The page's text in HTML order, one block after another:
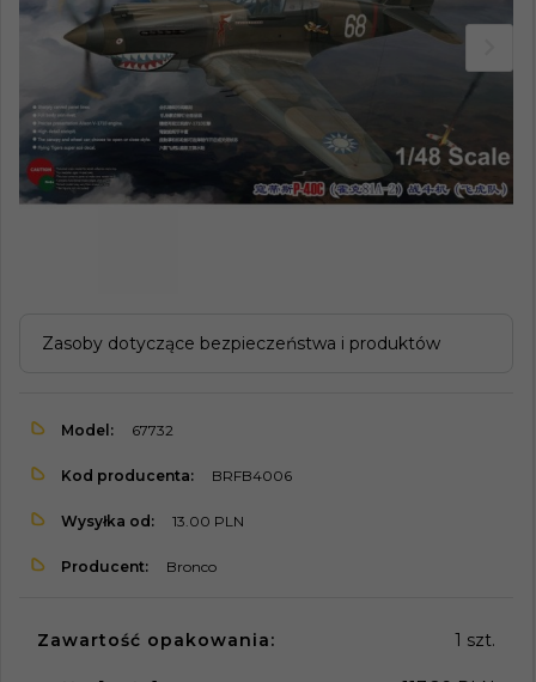
Zasoby dotyczące bezpieczeństwa i produktów
Model: 67732
Kod producenta: BRFB4006
Wysyłka od: 13.00 PLN
Producent: Bronco
Zawartość opakowania: 1 szt.